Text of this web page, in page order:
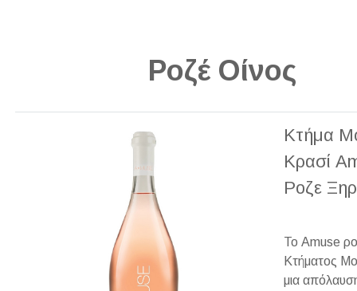
Ροζέ Οίνος
Κτήμα
Κρασί
Ροζε
Το Amuse
Κτήματος
μια